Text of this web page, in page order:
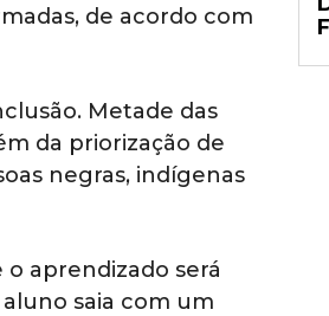
de acordo com
Metade das
da priorização de
negras, indígenas
aprendizado será
saia com um